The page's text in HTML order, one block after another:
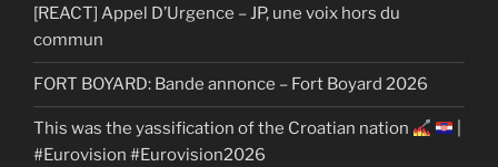
[REACT] Appel D’Urgence – JP, une voix hors du
commun
FORT BOYARD: Bande annonce – Fort Boyard 2026
This was the yassification of the Croatian nation
#Eurovision #Eurovision2026